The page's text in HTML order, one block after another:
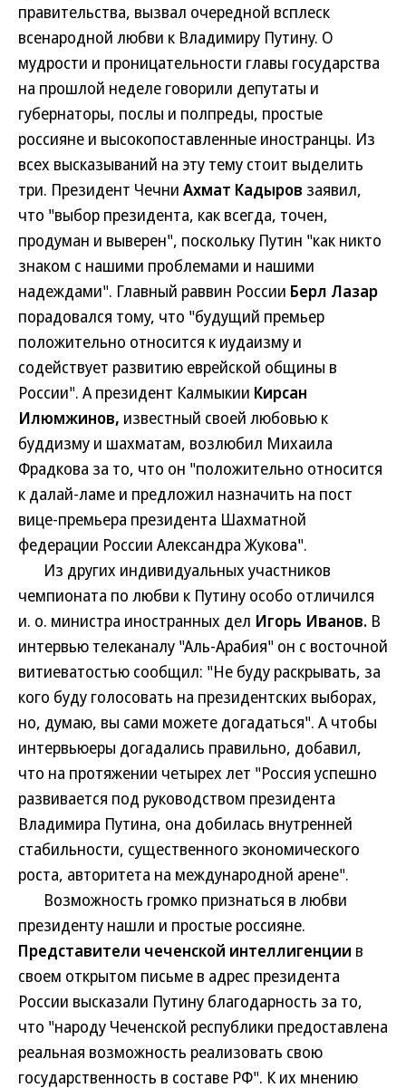
правительства, вызвал очередной всплеск
всенародной любви к Владимиру Путину. О
мудрости и проницательности главы государства
на прошлой неделе говорили депутаты и
губернаторы, послы и полпреды, простые
россияне и высокопоставленные иностранцы. Из
всех высказываний на эту тему стоит выделить
три. Президент Чечни Ахмат Кадыров заявил,
что "выбор президента, как всегда, точен,
продуман и выверен", поскольку Путин "как никто
знаком с нашими проблемами и нашими
надеждами". Главный раввин России Берл Лазар
порадовался тому, что "будущий премьер
положительно относится к иудаизму и
содействует развитию еврейской общины в
России". А президент Калмыкии Кирсан
Илюмжинов, известный своей любовью к
буддизму и шахматам, возлюбил Михаила
Фрадкова за то, что он "положительно относится
к далай-ламе и предложил назначить на пост
вице-премьера президента Шахматной
федерации России Александра Жукова".
Из других индивидуальных участников
чемпионата по любви к Путину особо отличился
и. о. министра иностранных дел Игорь Иванов. В
интервью телеканалу "Аль-Арабия" он с восточной
витиеватостью сообщил: "Не буду раскрывать, за
кого буду голосовать на президентских выборах,
но, думаю, вы сами можете догадаться". А чтобы
интервьюеры догадались правильно, добавил,
что на протяжении четырех лет "Россия успешно
развивается под руководством президента
Владимира Путина, она добилась внутренней
стабильности, существенного экономического
роста, авторитета на международной арене".
Возможность громко признаться в любви
президенту нашли и простые россияне.
Представители чеченской интеллигенции в
своем открытом письме в адрес президента
России высказали Путину благодарность за то,
что "народу Чеченской республики предоставлена
реальная возможность реализовать свою
государственность в составе РФ". К их мнению